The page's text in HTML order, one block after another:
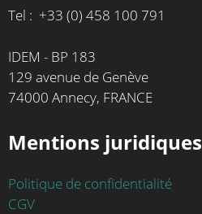
Tel : +33 (0) 458 100 791
IDEM - BP 183
129 avenue de Genève
74000 Annecy, FRANCE
Mentions juridiques
Politique de confidentialité
CGV